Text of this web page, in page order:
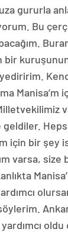
gururla
Bu
bir
Manisa’m
için bir şey
varsa,